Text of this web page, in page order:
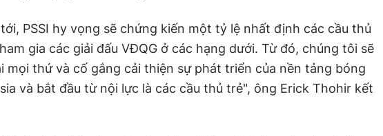
PSSI hy vọng sẽ chứng kiến một tỷ lệ nhất định các cầu thủ
gia các giải đấu VĐQG ở các hạng dưới. Từ đó, chúng tôi sẽ
mọi thứ và cố gắng cải thiện sự phát triển của nền tảng bóng
và bắt đầu từ nội lực là các cầu thủ trẻ", ông Erick Thohir kết